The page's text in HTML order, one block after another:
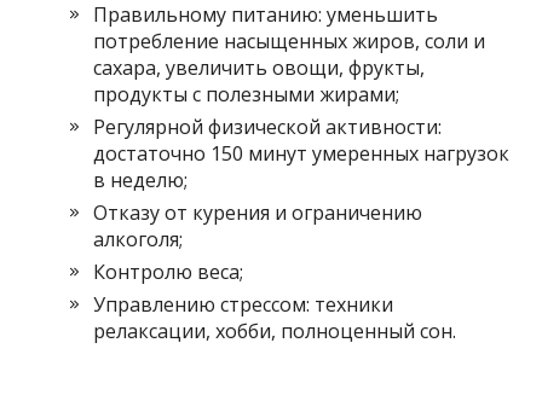
Правильному питанию: уменьшить
потребление насыщенных жиров, соли и
сахара, увеличить овощи, фрукты,
продукты с полезными жирами;
Регулярной физической активности:
достаточно 150 минут умеренных нагрузок
в неделю;
Отказу от курения и ограничению
алкоголя;
Контролю веса;
Управлению стрессом: техники
релаксации, хобби, полноценный сон.